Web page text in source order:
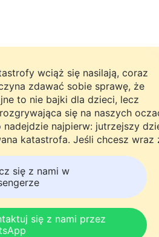
wciąż się nasilają, coraz
zdawać sobie sprawę, że
to nie bajki dla dzieci, lecz
się na naszych
nadejdzie najpierw: jutrzejszy
katastrofa. Jeśli chcesz wraz
powrót Pana i znaleźć
pod Bożą ochroną, kliknij
aby dołączyć do
Nie odkładaj tego do jutra.
się z nami w
się z nami przez